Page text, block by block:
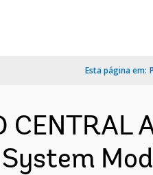
Esta página em: